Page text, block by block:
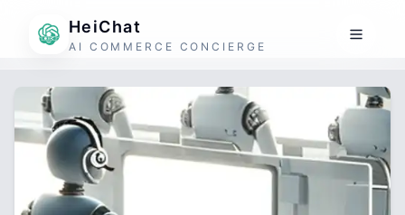
HeiChat
AI COMMERCE CONCIERGE